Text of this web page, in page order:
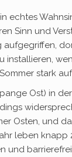
echtes
Sinn und
aufgegriffen,
installieren,
stark
Ost) in
Osten, und
leben knapp
und